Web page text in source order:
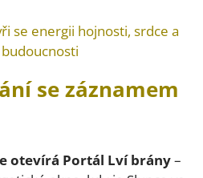
se energii hojnosti, srdce a
se záznamem
otevírá Portál Lví brány–